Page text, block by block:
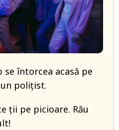
se întorcea acasă pe
poliţist.
ții pe picioare. Rău